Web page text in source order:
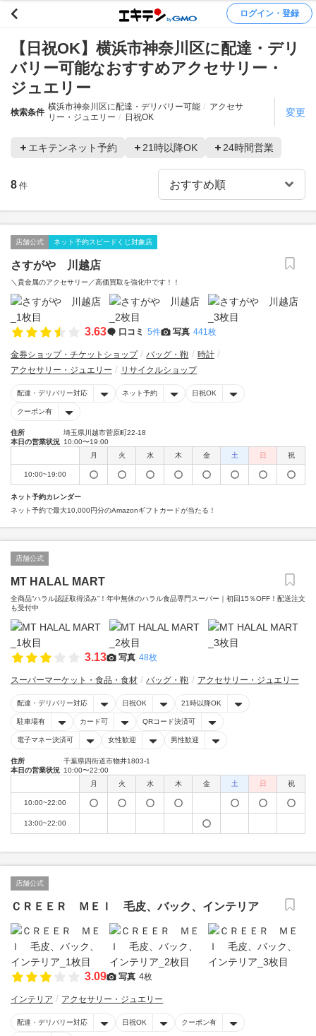
ログイン・登録
【日祝OK】横浜市神奈川区に配達・デリ
バリー可能なおすすめアクセサリー・
ジュエリー
検索条件
横浜市神奈川区に配達・デリバリー可能
アクセサ
リー・ジュエリー
日祝OK 変更
エキテンネット予約 21時以降OK 24時間営業
8 件
店舗公式 ネット予約スピードくじ対象店
さすがや 川越店
＼貴金属のアクセサリー／高価買取を強化中です！！
3.63 口コミ 5件 写真 441枚
金券ショップ・チケットショップ バッグ・鞄
時計
アクセサリー・ジュエリー
リサイクルショップ
配達・デリバリー対応 ネット予約 日祝OK
クーポン有
住所
埼玉県川越市菅原町22-18
本日の営業状況 10:00〜19:00
月
火 水 木 金 土 日 祝
10:00~19:00
ネット予約カレンダー
ネット予約で最大10,000円分のAmazonギフトカードが当たる！
店舗公式
MT HALAL MART
全商品“ハラル認証取得済み”！年中無休のハラル食品専門スーパー｜初回15％OFF！配送注文
も受付中
3.13 写真 48枚
スーパーマーケット・食品・食材 バッグ・鞄 アクセサリー・ジュエリー
配達・デリバリー対応 日祝OK 21時以降OK
駐車場有 カード可 QRコード決済可
電子マネー決済可 女性歓迎 男性歓迎
住所
千葉県四街道市物井1803-1
本日の営業状況 10:00〜22:00
月
火 水 木 金 土 日 祝
10:00~22:00
13:00~22:00
店舗公式
ＣＲＥＥＲ ＭＥＩ 毛皮、バック、インテリア
3.09 写真 4枚
インテリア アクセサリー・ジュエリー
配達・デリバリー対応 日祝OK クーポン有